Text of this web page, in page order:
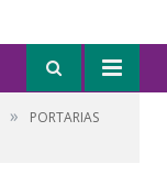
»
PORTARIAS